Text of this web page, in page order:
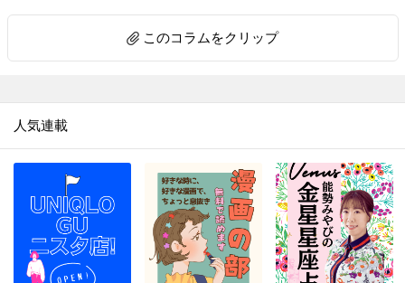
このコラムをクリップ
人気連載